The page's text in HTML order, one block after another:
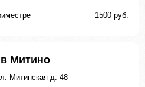
1500 руб.
Митино
Митинская д. 48